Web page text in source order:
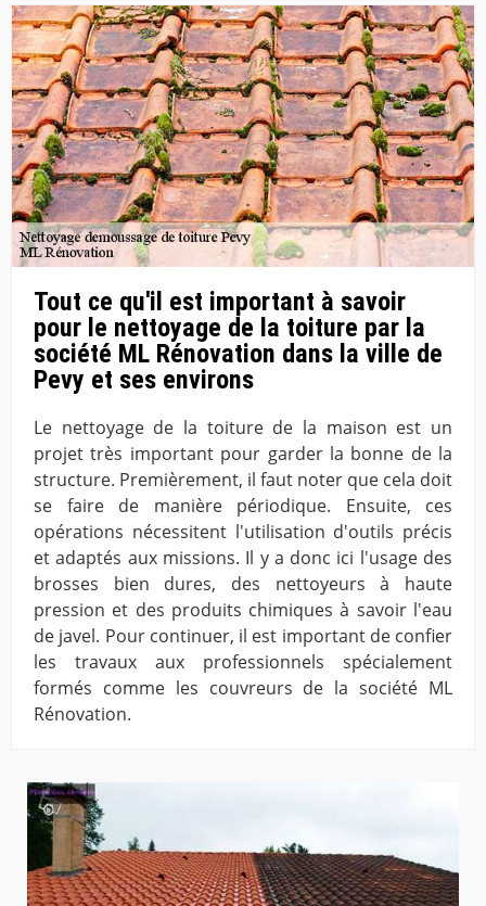
Tout ce qu'il est important à savoir
pour le nettoyage de la toiture par la
société ML Rénovation dans la ville de
Pevy et ses environs
Le nettoyage de la toiture de la maison est un
projet très important pour garder la bonne de la
structure. Premièrement, il faut noter que cela doit
se faire de manière périodique. Ensuite, ces
opérations nécessitent l'utilisation d'outils précis
et adaptés aux missions. Il y a donc ici l'usage des
brosses bien dures, des nettoyeurs à haute
pression et des produits chimiques à savoir l'eau
de javel. Pour continuer, il est important de confier
les travaux aux professionnels spécialement
formés comme les couvreurs de la société ML
Rénovation.